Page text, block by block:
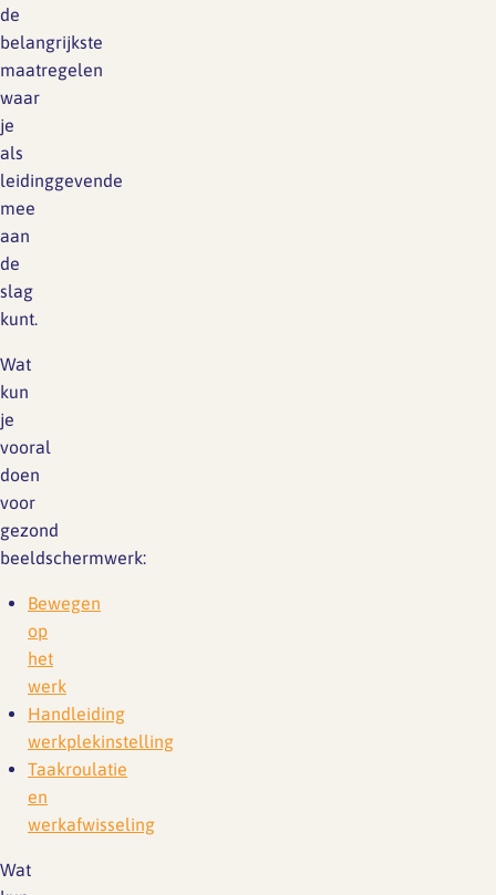
de
belangrijkste
maatregelen
waar
je
als
leidinggevende
mee
aan
de
slag
kunt.
Wat
kun
je
vooral
doen
voor
gezond
beeldschermwerk:
Bewegen
op
het
werk
Handleiding
werkplekinstelling
Taakroulatie
en
werkafwisseling
Wat